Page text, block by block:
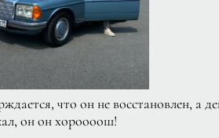
что он не восстановлен, а
он он хороооош!